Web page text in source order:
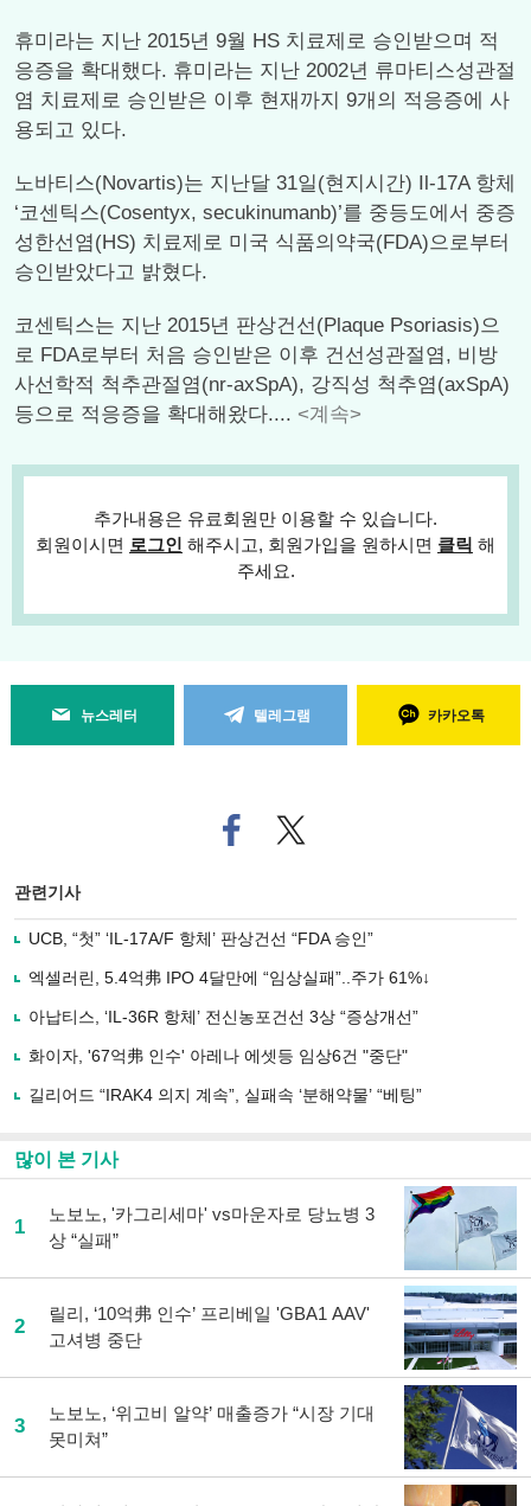
휴미라는 지난 2015년 9월 HS 치료제로 승인받으며 적
응증을 확대했다. 휴미라는 지난 2002년 류마티스성관절
염 치료제로 승인받은 이후 현재까지 9개의 적응증에 사
용되고 있다.
노바티스(Novartis)는 지난달 31일(현지시간) Il-17A 항체
‘코센틱스(Cosentyx, secukinumanb)’를 중등도에서 중증
성한선염(HS) 치료제로 미국 식품의약국(FDA)으로부터
승인받았다고 밝혔다.
코센틱스는 지난 2015년 판상건선(Plaque Psoriasis)으
로 FDA로부터 처음 승인받은 이후 건선성관절염, 비방
사선학적 척추관절염(nr-axSpA), 강직성 척추염(axSpA)
등으로 적응증을 확대해왔다.... <계속>
추가내용은 유료회원만 이용할 수 있습니다.
회원이시면 로그인 해주시고, 회원가입을 원하시면 클릭 해
주세요.
뉴스레터 텔레그램 카카오톡
페
이
로
기
사
유
기
트위
터로
관련기사
UCB, “첫” ‘IL-17A/F 항체’ 판상건선 “FDA 승인”
엑셀러린, 5.4억弗 IPO 4달만에 “임상실패”..주가 61%↓
아납티스, ‘IL-36R 항체’ 전신농포건선 3상 “증상개선”
화이자, '67억弗 인수' 아레나 에셋등 임상6건 "중단"
길리어드 “IRAK4 의지 계속”, 실패속 ‘분해약물’ “베팅”
많이 본 기사
1
노보노, '카그리세마' vs마운자로 당뇨병 3
상 “실패”
2
릴리, ‘10억弗 인수’ 프리베일 'GBA1 AAV'
고셔병 중단
3
노보노, ‘위고비 알약’ 매출증가 “시장 기대
못미쳐”